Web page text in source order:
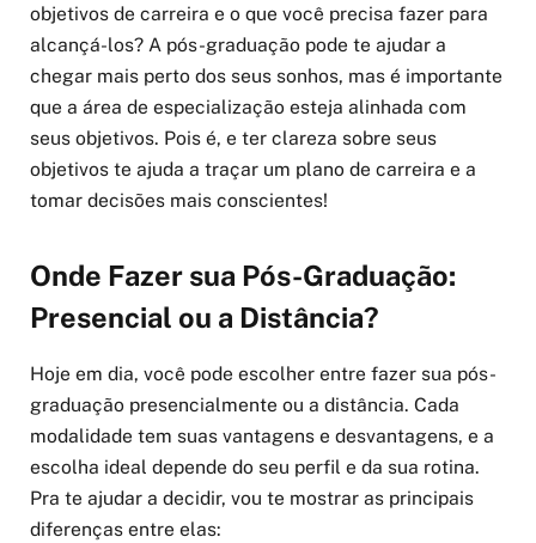
objetivos de carreira e o que você precisa fazer para
alcançá-los? A pós-graduação pode te ajudar a
chegar mais perto dos seus sonhos, mas é importante
que a área de especialização esteja alinhada com
seus objetivos. Pois é, e ter clareza sobre seus
objetivos te ajuda a traçar um plano de carreira e a
tomar decisões mais conscientes!
Onde Fazer sua Pós-Graduação:
Presencial ou a Distância?
Hoje em dia, você pode escolher entre fazer sua pós-
graduação presencialmente ou a distância. Cada
modalidade tem suas vantagens e desvantagens, e a
escolha ideal depende do seu perfil e da sua rotina.
Pra te ajudar a decidir, vou te mostrar as principais
diferenças entre elas: